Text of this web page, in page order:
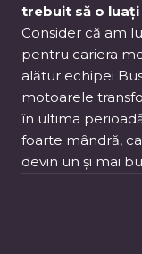
trebuit să o luați
Consider că am
pentru cariera
alătur echipei
motoarele
în ultima
foarte mândră,
devin un și mai